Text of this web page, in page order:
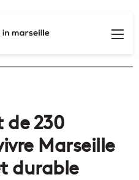
230
Marseille
durable